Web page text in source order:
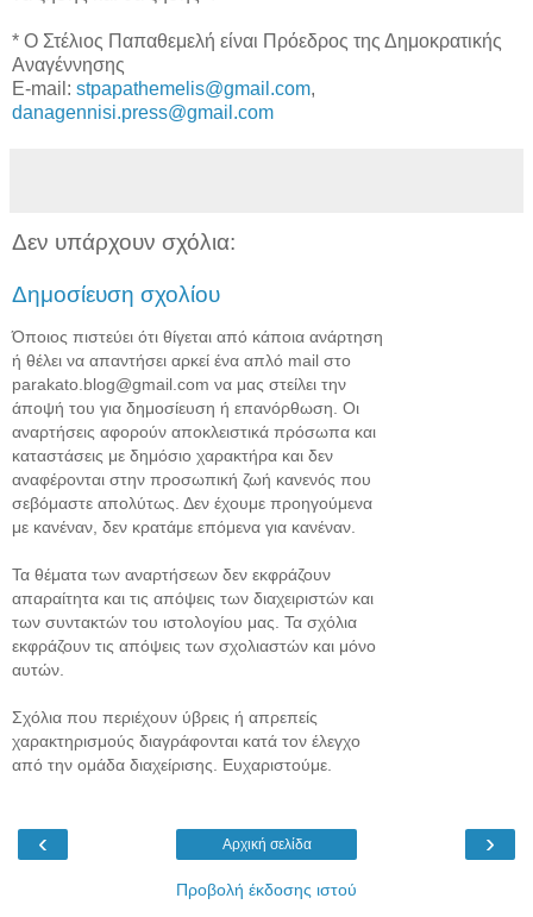
* Ο Στέλιος Παπαθεμελή είναι Πρόεδρος της Δημοκρατικής
Αναγέννησης
E-mail: stpapathemelis@gmail.com,
danagennisi.press@gmail.com
Δεν υπάρχουν σχόλια:
Δημοσίευση σχολίου
Όποιος πιστεύει ότι θίγεται από κάποια ανάρτηση
ή θέλει να απαντήσει αρκεί ένα απλό mail στο
parakato.blog@gmail.com να μας στείλει την
άποψή του για δημοσίευση ή επανόρθωση. Οι
αναρτήσεις αφορούν αποκλειστικά πρόσωπα και
καταστάσεις με δημόσιο χαρακτήρα και δεν
αναφέρονται στην προσωπική ζωή κανενός που
σεβόμαστε απολύτως. Δεν έχουμε προηγούμενα
με κανέναν, δεν κρατάμε επόμενα για κανέναν.
Τα θέματα των αναρτήσεων δεν εκφράζουν
απαραίτητα και τις απόψεις των διαχειριστών και
των συντακτών του ιστολογίου μας. Τα σχόλια
εκφράζουν τις απόψεις των σχολιαστών και μόνο
αυτών.
Σχόλια που περιέχουν ύβρεις ή απρεπείς
χαρακτηρισμούς διαγράφονται κατά τον έλεγχο
από την ομάδα διαχείρισης. Ευχαριστούμε.
‹ ›
Αρχική σελίδα
Προβολή έκδοσης ιστού